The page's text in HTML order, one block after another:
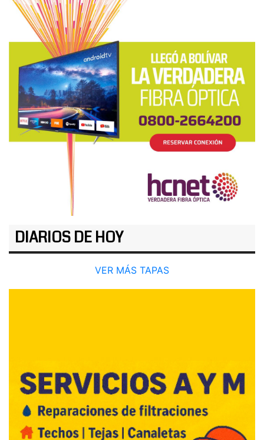
DIARIOS DE HOY
VER MÁS TAPAS